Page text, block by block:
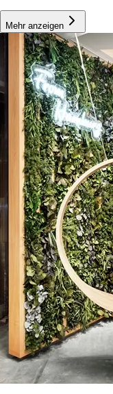
Mehr anzeigen